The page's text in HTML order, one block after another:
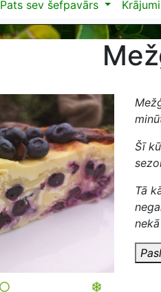
Pats sev šefpavārs Krājumi
Šī
Tā